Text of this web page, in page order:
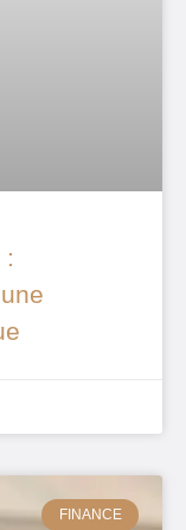
:
FINANCE